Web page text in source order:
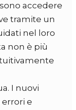
accedere
tramite un
nel loro
non è più
I nuovi
e